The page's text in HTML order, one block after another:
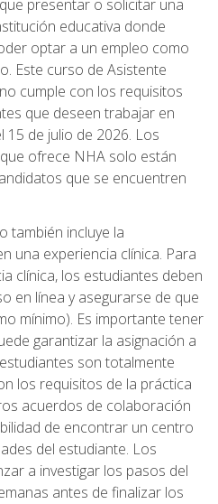
presentar o solicitar una
educativa donde
optar a un empleo como
Este curso de Asistente
cumple con los requisitos
que deseen trabajar en
15 de julio de 2026. Los
ofrece NHA solo están
que se encuentren
también incluye la
una experiencia clínica. Para
clínica, los estudiantes deben
en línea y asegurarse de que
mínimo). Es importante tener
garantizar la asignación a
son totalmente
los requisitos de la práctica
acuerdos de colaboración
de encontrar un centro
del estudiante. Los
a investigar los pasos del
antes de finalizar los